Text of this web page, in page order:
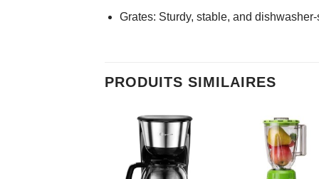
Grates: Sturdy, stable, and
PRODUITS SIMILAIRES
AJOUTER
À MES
FAVORIS
AJOUTER
À MES
FAVORIS